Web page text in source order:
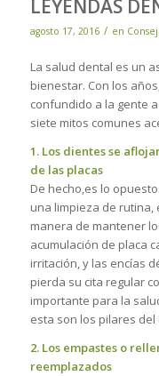
LEYENDAS
agosto 17, 2016 / en
La salud dental es un
bienestar. Con los
confundido a la gente
siete mitos comunes
1. Los dientes se
de las placas
De hecho,es lo
una limpieza de
manera de mantener
acumulación de placa
irritación, y las encías
pierda su cita regular
importante para la
esta son los pilares del
2. Los empastes o
reemplazados